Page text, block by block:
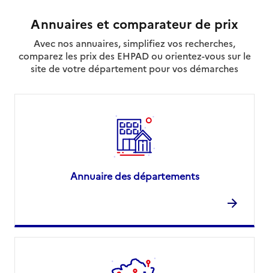
Annuaires et comparateur de prix
Avec nos annuaires, simplifiez vos recherches,
comparez les prix des EHPAD ou orientez-vous sur le
site de votre département pour vos démarches
Annuaire des départements